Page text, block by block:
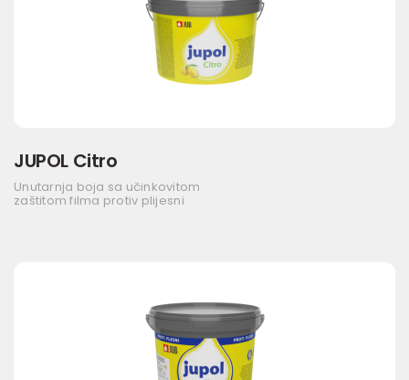
JUPOL Citro
Unutarnja boja sa učinkovitom
zaštitom filma protiv plijesni